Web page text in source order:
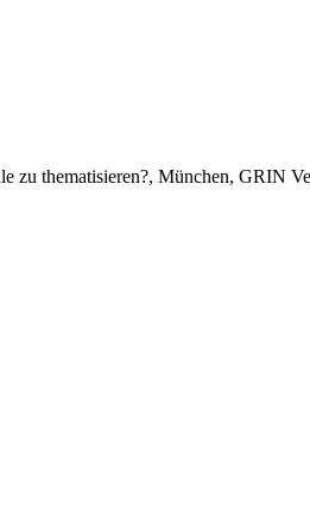
zu thematisieren?, München, GRIN